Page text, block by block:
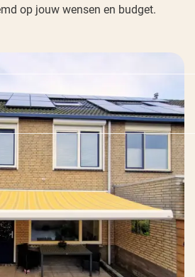
op jouw wensen en budget.